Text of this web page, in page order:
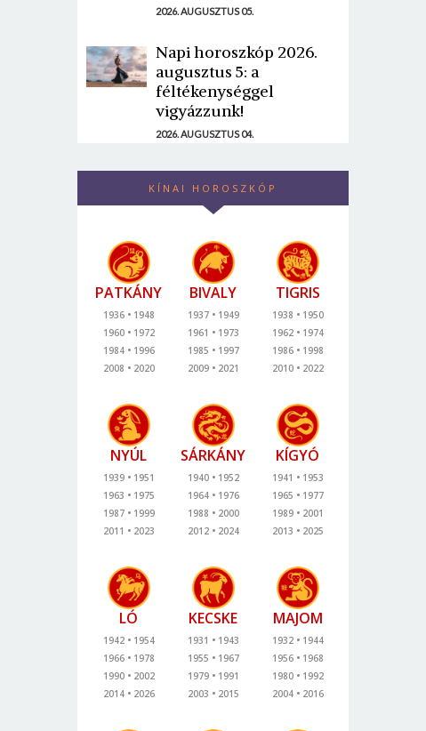
2026. AUGUSZTUS 05.
Napi horoszkóp 2026.
augusztus 5: a
féltékenységgel
vigyázzunk!
2026. AUGUSZTUS 04.
KÍNAI HOROSZKÓP
PATKÁNY
1936
1948
1960
1972
1984
1996
2008
2020
BIVALY
1937
1949
1961
1973
1985
1997
2009
2021
TIGRIS
1938
1950
1962
1974
1986
1998
2010
2022
NYÚL
1939
1951
1963
1975
1987
1999
2011
2023
SÁRKÁNY
1940
1952
1964
1976
1988
2000
2012
2024
KÍGYÓ
1941
1953
1965
1977
1989
2001
2013
2025
LÓ
1942
1954
1966
1978
1990
2002
2014
2026
KECSKE
1931
1943
1955
1967
1979
1991
2003
2015
MAJOM
1932
1944
1956
1968
1980
1992
2004
2016